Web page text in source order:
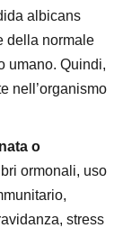
albicans
della normale
umano. Quindi,
nell’organismo
o
ormonali, uso
stress